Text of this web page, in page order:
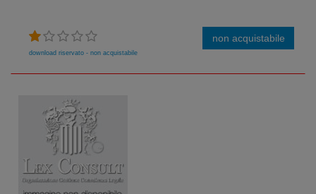
download riservato - non acquistabile
non acquistabile